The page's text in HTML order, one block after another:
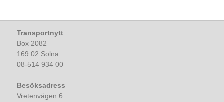
Transportnytt
Box 2082
169 02 Solna
08-514 934 00
Besöksadress
Vretenvägen 6